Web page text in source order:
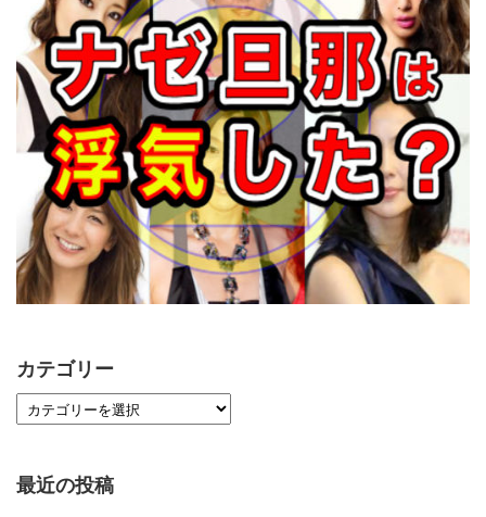
カテゴリー
最近の投稿